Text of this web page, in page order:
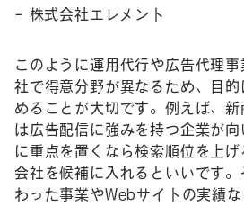
– 株式会社エレメント
このように運用代行や広告代理
社で得意分野が異なるため、目
めることが大切です。例えば、
は広告配信に強みを持つ企業が
に重点を置くなら検索順位を上
会社を候補に入れるといいです
わった事業やWebサイトの実績